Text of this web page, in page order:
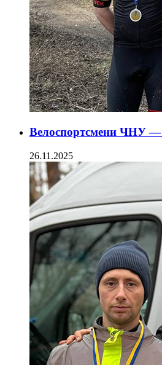
Велоспортсмени ЧНУ —
26.11.2025